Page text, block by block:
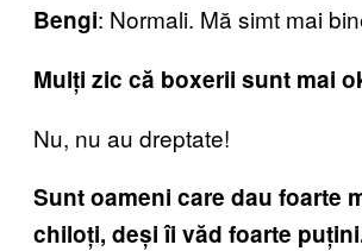
Bengi: Normali. Mă simt mai
Mulți zic că boxerii sunt mai
Nu, nu au dreptate!
Sunt oameni care dau foarte
chiloți, deși îi văd foarte